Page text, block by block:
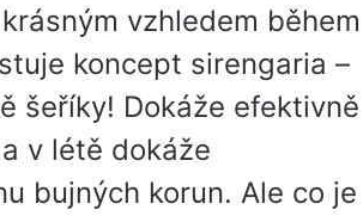
vzhledem během
koncept sirengaria –
šeříky! Dokáže efektivně
v létě dokáže
bujných korun. Ale co je